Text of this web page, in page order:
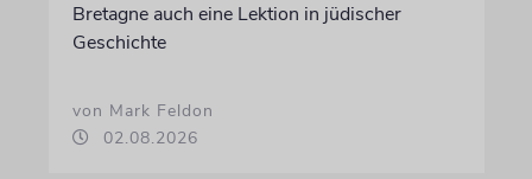
Bretagne auch eine Lektion in jüdischer
Geschichte
von Mark Feldon
02.08.2026